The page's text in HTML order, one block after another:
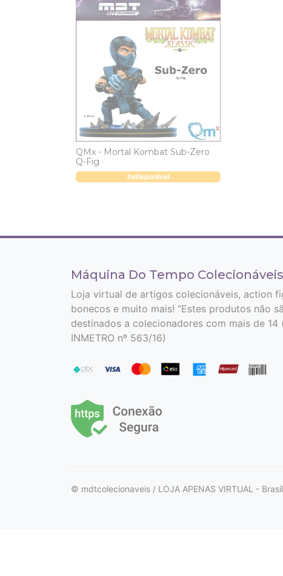
QMx - Mortal Kombat Sub-Zero
Q-Fig
Indisponível
Máquina Do Tempo Colecionáveis
Loja virtual de artigos colecionáveis, action
bonecos e muito mais! “Estes produtos não
destinados a colecionadores com mais de 14
INMETRO nº 563/16)
© mdtcolecionaveis / LOJA APENAS VIRTUAL -